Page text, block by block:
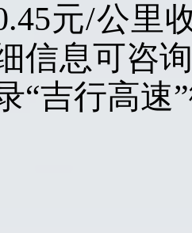
元/公里
信息可咨
“吉行高速